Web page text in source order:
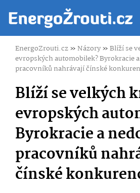
EnergoZrouti.cz»Názory»Blíží se
evropských automobilek? Byrokracie
pracovníků nahrávají čínské
Blíží se velkých
evropských
Byrokracie a
pracovníků
čínské